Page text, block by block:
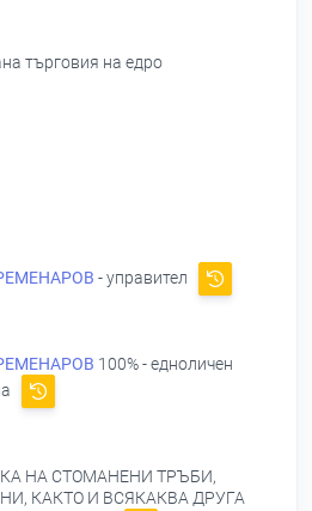
търговия на едро
- управител
100% - едноличен
НА СТОМАНЕНИ ТРЪБИ,
КАКТО И ВСЯКАКВА ДРУГА